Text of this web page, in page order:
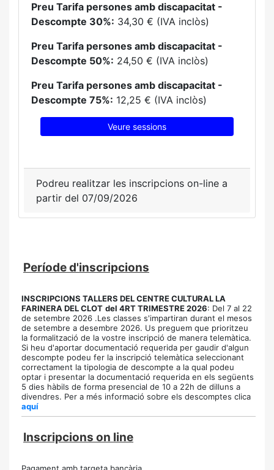
Preu Tarifa persones amb discapacitat -
Descompte 30%: 34,30 € (IVA inclòs)
Preu Tarifa persones amb discapacitat -
Descompte 50%: 24,50 € (IVA inclòs)
Preu Tarifa persones amb discapacitat -
Descompte 75%: 12,25 € (IVA inclòs)
Veure sessions
Podreu realitzar les inscripcions on-line a
partir del 07/09/2026
Període d'inscripcions
INSCRIPCIONS TALLERS DEL CENTRE CULTURAL LA
FARINERA DEL CLOT del 4RT TRIMESTRE 2026: Del 7 al 22
de setembre 2026 .Les classes s'impartiran durant el mesos
de setembre a desembre 2026. Us preguem que prioritzeu
la formalització de la vostre inscripció de manera telemàtica.
Si heu d'aportar documentació requerida per gaudir d'algun
descompte podeu fer la inscripció telemàtica seleccionant
correctament la tipologia de descompte a la qual podeu
optar i presentar la documentació requerida en els següents
5 dies hàbils de forma presencial de 10 a 22h de dilluns a
divendres. Per a més informació sobre els descomptes clica
aquí
Inscripcions on line